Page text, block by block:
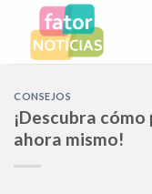
content
CONSEJOS
¡Descubra
ahora mismo!